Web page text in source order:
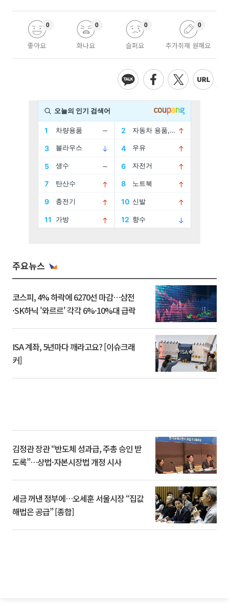
좋아요
0
화나요
0
슬퍼요
0
추가취재 원해요
0
주요뉴스
코스피, 4% 하락에 6270선 마감…삼전
·SK하닉 '와르르' 각각 6%·10%대 급락
ISA 계좌, 5년마다 깨라고요? [이슈크래
커]
김정관 장관 “반도체 성과급, 주총 승인 받
도록”…상법·자본시장법 개정 시사
세금 꺼낸 정부에…오세훈 서울시장 “집값
해법은 공급” [종합]